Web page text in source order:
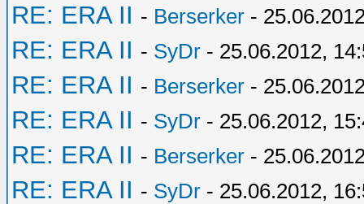
RE: ERA II - Berserker -
RE: ERA II - SyDr - 25.06.2012,
RE: ERA II - Berserker -
RE: ERA II - SyDr - 25.06.2012,
RE: ERA II - Berserker -
RE: ERA II - SyDr - 25.06.2012,